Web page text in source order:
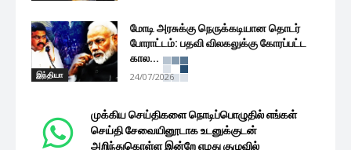
இந்தியா
மோடி அரசுக்கு நெருக்கடியான தொடர்
போராட்டம்: பதவி விலகலுக்கு கோரப்பட்ட
கால...
24/07/2026
முக்கிய செய்திகளை நொடிப்பொழுதில் எங்கள்
செய்தி சேவையினூடாக உடனுக்குடன்
அறிந்துகொள்ள இன்றே எமது குழுவில்